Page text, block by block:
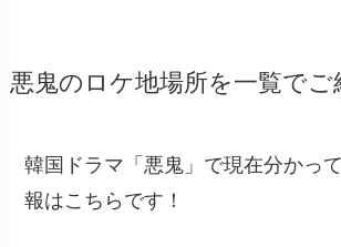
悪鬼のロケ地場所を一覧でご
韓国ドラマ「悪鬼」で現在分かっ
報はこちらです！